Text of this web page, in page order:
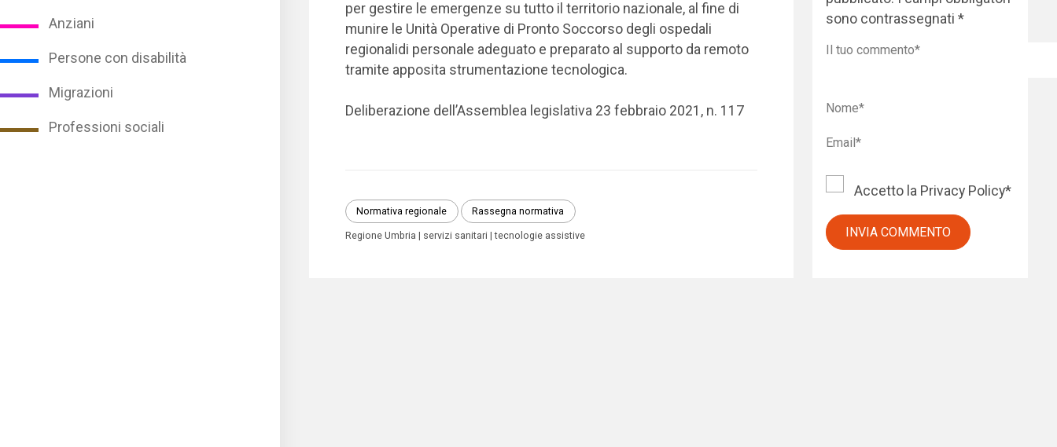
Anziani
Persone con disabilità
Migrazioni
Professioni sociali
per gestire le emergenze su tutto il territorio nazionale, al fine di
munire le Unità Operative di Pronto Soccorso degli ospedali
regionalidi personale adeguato e preparato al supporto da remoto
tramite apposita strumentazione tecnologica.
Deliberazione dell’Assemblea legislativa 23 febbraio 2021, n. 117
Normativa regionale Rassegna normativa
Regione Umbria servizi sanitari tecnologie assistive
sono contrassegnati*
Accetto la Privacy Policy*